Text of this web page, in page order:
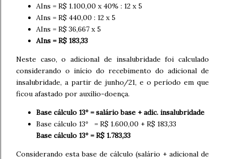
AIns = R$ 1.100,00 x 40% : 12 x 5
AIns = R$ 440,00 : 12 x 5
AIns = R$ 36,667 x 5
AIns = R$ 183,33
Neste caso, o adicional de insalubridade foi calculado
considerando o início do recebimento do adicional de
insalubridade, a partir de junho/21, e o período em que
ficou afastado por auxílio-doença.
Base cálculo 13º = salário base + adic. insalubridade
Base cálculo 13º = R$ 1.600,00 + R$ 183,33
Base cálculo 13º = R$ 1.783,33
Considerando esta base de cálculo (salário + adicional de